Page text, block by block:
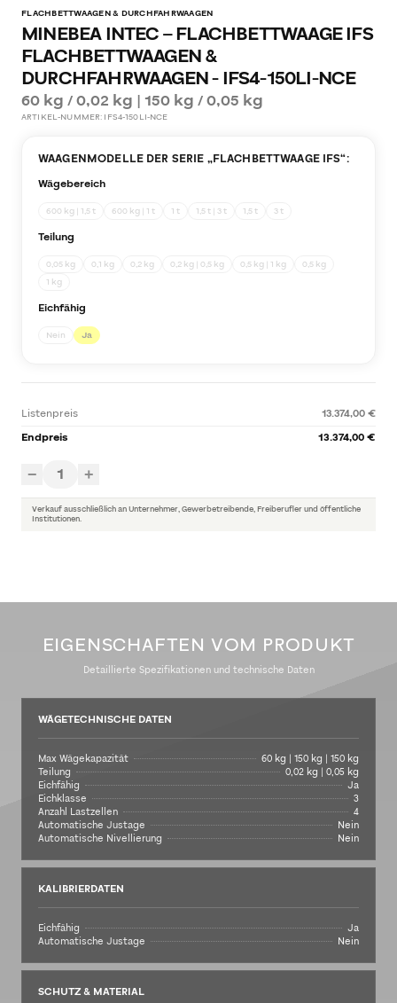
FLACHBETTWAAGEN & DURCHFAHRWAAGEN
MINEBEA INTEC – FLACHBETTWAAGE IFS
FLACHBETTWAAGEN &
DURCHFAHRWAAGEN - IFS4-150LI-NCE
60 kg / 0,02 kg | 150 kg / 0,05 kg
ARTIKEL-NUMMER: IFS4-150LI-NCE
WAAGENMODELLE DER SERIE „FLACHBETTWAAGE IFS“:
Wägebereich
600 kg | 1,5 t 600 kg | 1 t 1 t 1,5 t | 3 t 1,5 t 3 t
Teilung
0,05 kg 0,1 kg 0,2 kg 0,2 kg | 0,5 kg 0,5 kg | 1 kg
0,5 kg
1 kg
Eichfähig
Nein Ja
Listenpreis
13.374,00 €
Endpreis
13.374,00 €
− 1 +
Verkauf ausschließlich an Unternehmer, Gewerbetreibende, Freiberufler und öffentliche
Institutionen.
EIGENSCHAFTEN VOM PRODUKT
Detaillierte Spezifikationen und technische Daten
WÄGETECHNISCHE DATEN
Max Wägekapazität
60 kg | 150 kg | 150 kg
Teilung
0,02 kg | 0,05 kg
Eichfähig
Ja
Eichklasse
3
Anzahl Lastzellen
4
Automatische Justage
Nein
Automatische Nivellierung
Nein
KALIBRIERDATEN
Eichfähig
Ja
Automatische Justage
Nein
SCHUTZ & MATERIAL